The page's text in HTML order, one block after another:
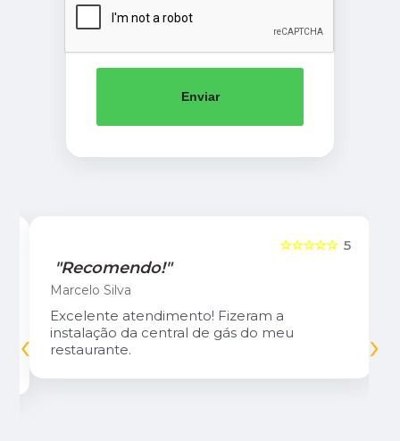
Enviar
5
☆☆☆☆☆
"Recomendo!"
Marcelo Silva
Excelente atendimento! Fizeram a
instalação da central de gás do meu
restaurante.
‹ ›